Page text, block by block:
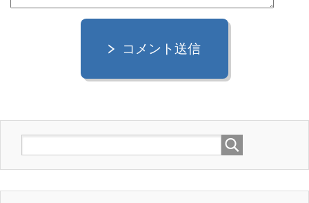
コメント送信